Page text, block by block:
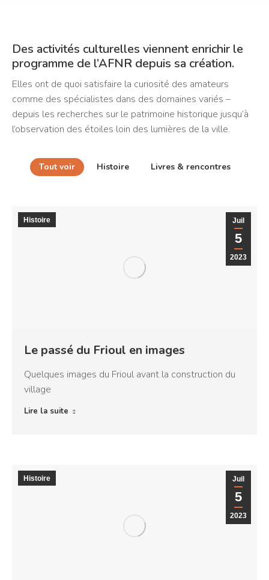
Des activités culturelles viennent enrichir le
programme de l’AFNR depuis sa création.
Elles ont de quoi satisfaire la curiosité des amateurs
comme des spécialistes dans des domaines variés –
depuis les recherches sur le patrimoine historique jusqu’à
l’observation des étoiles loin des lumières de la ville.
Tout voir Histoire Livres & rencontres
Juil
5
2023
Histoire
Le passé du Frioul en images
Quelques images du Frioul avant la construction du
village
Lire la suite
Juil
5
2023
Histoire